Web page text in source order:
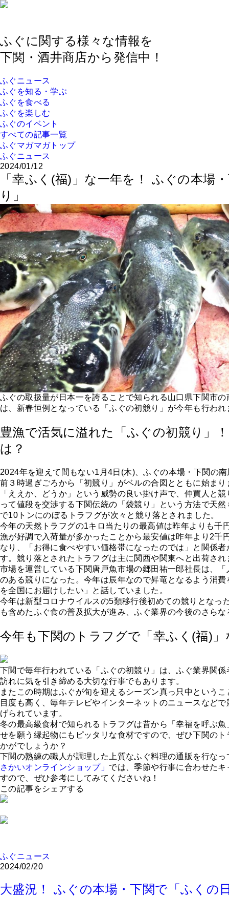
ふぐに関する様々な情報を
下関・酒井商店から発信中！
ふぐニュース
ふぐを知る・学ぶ
ふぐを食べる
ふぐを楽しむ
ふぐのイベント
すべての記事一覧
ふぐマガマガトップ
ふぐニュース
2024/01/12
「幸ふく(福)」な一年を！ ふぐの本場
り」
ふぐの取扱量が日本一を誇ることで知られる山口県下関市
は、新春恒例となっている「ふぐの初競り」が今年も行われ
豊漁で活気に溢れた「ふぐの初競り」
は？
2024年を迎えて間もない1月4日(木)、ふぐの本場・下関の
前３時過ぎごろから「初競り」がベルの合図とともに始まり
「ええか、どうか」という威勢の良い掛け声で、仲買人と
って値段を交渉する下関伝統の「袋競り」という方法で天
で10トンにのぼるトラフグが次々と競り落とされました。
今年の天然トラフグの1キロ当たりの最高値は昨年よりも千
漁が好調で入荷量が多かったことから最安値は昨年より2千
なり、「お得に食べやすい価格帯になったのでは」と関係
す。競り落とされたトラフグは主に関西や関東へと出荷され
市場を運営している下関唐戸魚市場の郷田祐一郎社長は、
のある競りになった。今年は辰年なので昇竜となるよう消
を全国にお届けしたい」と話していました。
今年は新型コロナウイルスの5類移行後初めての競りとなっ
も含めたふぐ食の普及拡大が進み、ふぐ業界の今後のさら
今年も下関のトラフグで「幸ふく(福)」
下関で毎年行われている「ふぐの初競り」は、ふぐ業界関
訪れに気を引き締める大切な行事でもあります。
またこの時期はふぐが旬を迎えるシーズン真っ只中という
目度も高く、毎年テレビやインターネットのニュースなど
げられています。
冬の最高級食材で知られるトラフグは昔から「幸福を呼ぶ
せを願う縁起物にもピッタリな食材ですので、ぜひ下関の
かがでしょうか？
下関の熟練の職人が調理した上質なふぐ料理の通販を行な
さかいオンラインショップ」 では、季節や行事に合わせた
すので、ぜひ参考にしてみてくださいね！
この記事をシェアする
ふぐニュース
2024/02/20
大盛況！ ふぐの本場・下関で「ふくの